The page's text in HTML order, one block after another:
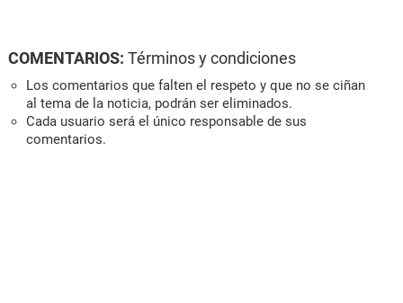
COMENTARIOS: Términos y condiciones
Los comentarios que falten el respeto y que no se ciñan
al tema de la noticia, podrán ser eliminados.
Cada usuario será el único responsable de sus
comentarios.